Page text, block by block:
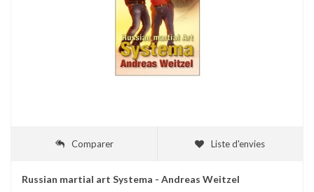
Comparer Liste d'envies
Russian martial art Systema - Andreas Weitzel